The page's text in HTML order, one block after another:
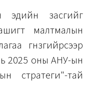
эдийн засгийг
малтмалын
гүнзгийрсээр
нь 2025 оны АНУ-ын
стратеги"-тай